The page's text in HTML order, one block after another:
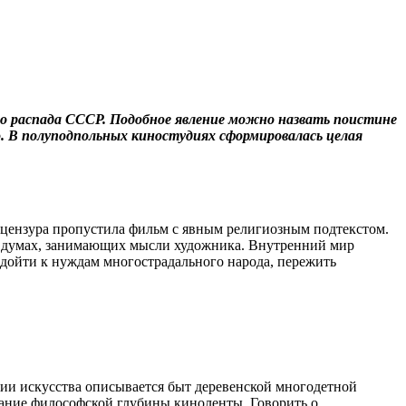
распада СССР. Подобное явление можно назвать поистине
полуподпольных киностудиях сформировалась целая
пропустила фильм с явным религиозным подтекстом.
думах, занимающих мысли художника. Внутренний мир
к нуждам многострадального народа, пережить
искусства описывается быт деревенской многодетной